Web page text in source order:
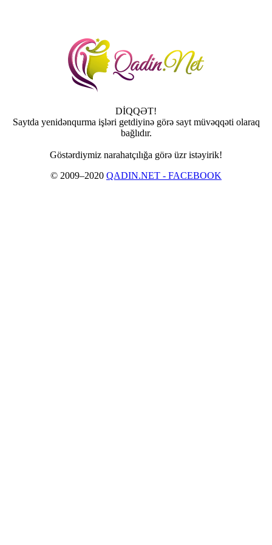
DİQQƏT!
Saytda yenidənqurma işləri getdiyinə görə sayt müvəqqəti olaraq
bağlıdır.
Göstərdiymiz narahatçılığa görə üzr istəyirik!
© 2009–2020 QADIN.NET - FACEBOOK